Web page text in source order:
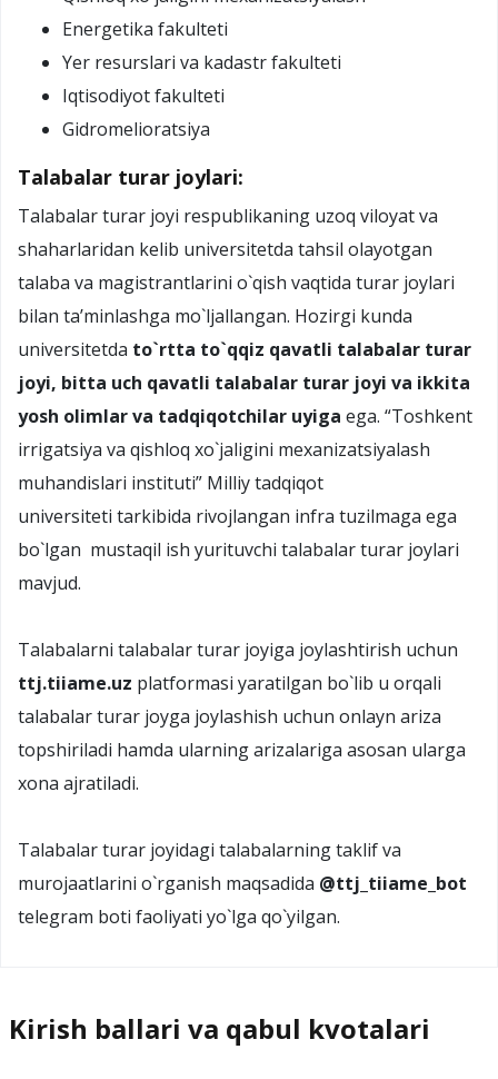
Energetika fakulteti
Yer resurslari va kadastr fakulteti
Iqtisodiyot fakulteti
Gidromelioratsiya
Talabalar turar joylari:
Talabalar turar joyi respublikaning uzoq viloyat va
shaharlaridan kelib universitetda tahsil olayotgan
talaba va magistrantlarini o`qish vaqtida turar joylari
bilan ta’minlashga mo`ljallangan. Hozirgi kunda
universitetda to`rtta to`qqiz qavatli talabalar turar
joyi, bitta uch qavatli talabalar turar joyi va ikkita
yosh olimlar va tadqiqotchilar uyiga ega. “Toshkent
irrigatsiya va qishloq xo`jaligini mexanizatsiyalash
muhandislari instituti” Milliy tadqiqot
universiteti tarkibida rivojlangan infra tuzilmaga ega
bo`lgan mustaqil ish yurituvchi talabalar turar joylari
mavjud.
Talabalarni talabalar turar joyiga joylashtirish uchun
ttj.tiiame.uz platformasi yaratilgan bo`lib u orqali
talabalar turar joyga joylashish uchun onlayn ariza
topshiriladi hamda ularning arizalariga asosan ularga
xona ajratiladi.
Talabalar turar joyidagi talabalarning taklif va
murojaatlarini o`rganish maqsadida @ttj_tiiame_bot
telegram boti faoliyati yo`lga qo`yilgan.
Kirish ballari va qabul kvotalari